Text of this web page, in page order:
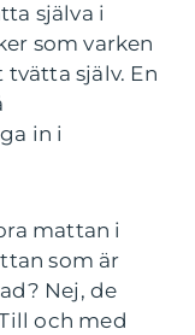
själva i
som varken
själv. En
in i
mattan i
som är
Nej, de
och med